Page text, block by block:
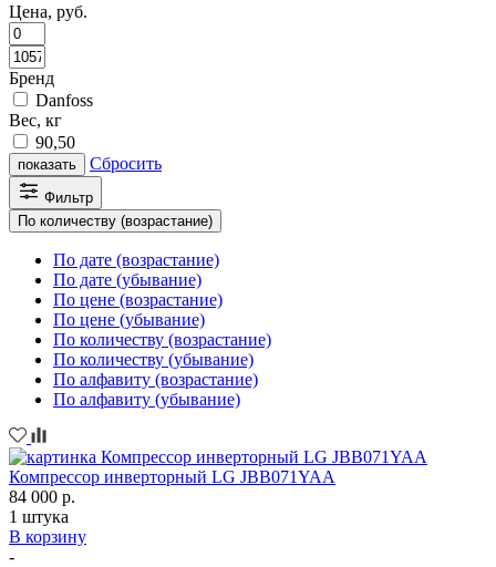
Цена, руб.
Бренд
Danfoss
Вес, кг
90,50
показать Сбросить
Фильтр
По количеству (возрастание)
По дате (возрастание)
По дате (убывание)
По цене (возрастание)
По цене (убывание)
По количеству (возрастание)
По количеству (убывание)
По алфавиту (возрастание)
По алфавиту (убывание)
Компрессор инверторный LG JBB071YAA
84 000 р.
1 штука
В корзину
-